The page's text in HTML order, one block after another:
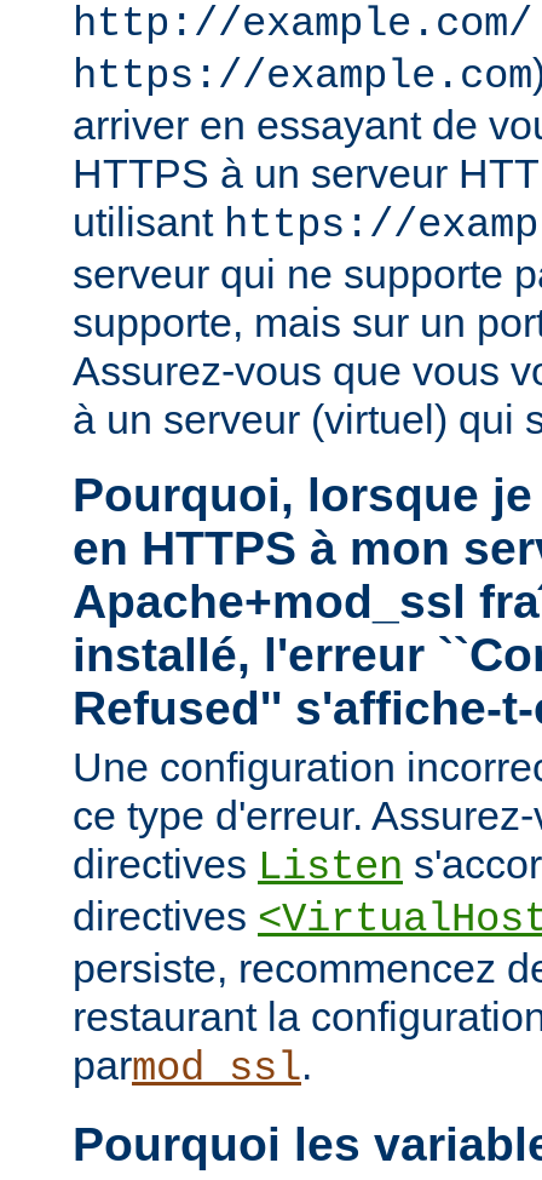
http://example.com/
https://example.com
arriver en essayant de
HTTPS à un serveur
utilisant https://
serveur qui ne supporte
supporte, mais sur un
Assurez-vous que vous
à un serveur (virtuel) qui
Pourquoi, lorsque
en HTTPS à mon
Apache+mod_ssl
installé, l'erreur
Refused'' s'affiche-
Une configuration
ce type d'erreur.
directives Listen
directives
persiste, recommencez
restaurant la
parmod_ssl.
Pourquoi les